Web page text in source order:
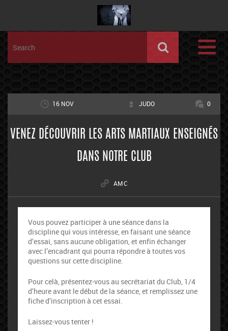
16 NOV JUDO 0
VENEZ DÉCOUVRIR LES ARTS MARTIAUX ENSEIGNÉS
DANS NOTRE CLUB
AMC
Vous pouvez participer à une séance dans la
discipline qui vous intéresse, en faisant une séance
d’essai, sans aucune obligation, et enfin échanger
avec l’encadrant qui pourra répondre à toutes vos
questions sur cette discipline.
Pour celà, présentez-vous au secrétariat du Club, 1/4
d’heure avant le début de la séance, et remplissez une
fiche d’inscription à cet essai.
Laissez-vous tenter !